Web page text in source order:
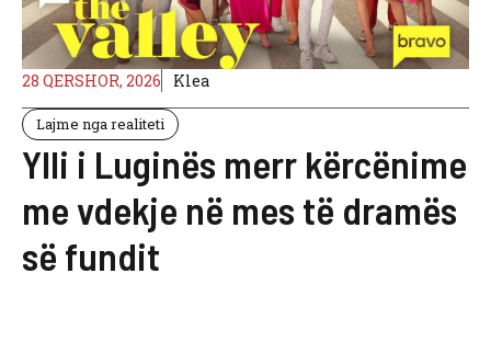
28 QERSHOR, 2026 Klea
Lajme nga realiteti
Ylli i Luginës merr kërcënime
me vdekje në mes të dramës
së fundit